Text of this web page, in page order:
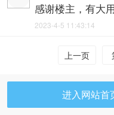
感谢楼主，有大用
2023-4-5 11:43:14
上一页
进入网站首